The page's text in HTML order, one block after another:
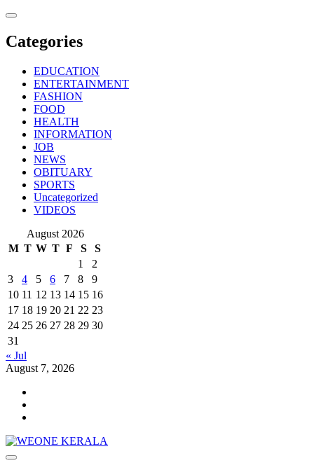
Skip
content
Categories
EDUCATION
ENTERTAINMENT
FASHION
FOOD
HEALTH
INFORMATION
JOB
NEWS
OBITUARY
SPORTS
Uncategorized
VIDEOS
August 2026
M T W T F S
S
1
2
3
4 5 6 7 8
9
10 11 12 13 14 15 16
17 18 19 20 21 22 23
24 25 26 27 28 29 30
31
« Jul
August 7, 2026
Primary